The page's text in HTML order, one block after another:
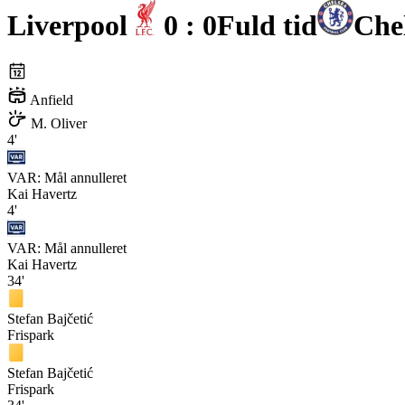
Liverpool 0 : 0Fuld tid
Anfield
M. Oliver
4'
VAR: Mål annulleret
Kai Havertz
4'
VAR: Mål annulleret
Kai Havertz
34'
Stefan Bajčetić
Frispark
Stefan Bajčetić
Frispark